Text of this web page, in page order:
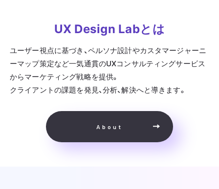
UX Design Labとは
ユーザー視点に基づき、ペルソナ設計やカスタマージャーニ
ーマップ策定など一気通貫のUXコンサルティングサービス
からマーケティング戦略を提供。
クライアントの課題を発見、分析、解決へと導きます。
About